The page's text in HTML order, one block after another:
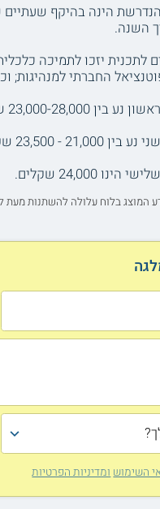
הינה בהיקף
השנה.
לתכנית יזכו לתמיכה
החברתי למנהיגות;
28,000 שקלים.
- 23,500 שקלים.
24,000 שקלים.
המוצג בלוח עלולה להשתנות מעת
השימוש ומדיניות הפרטיות